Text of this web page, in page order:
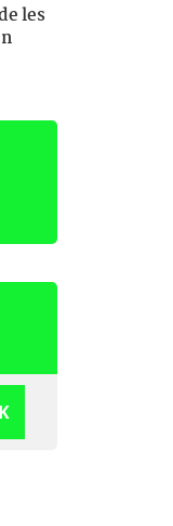
les